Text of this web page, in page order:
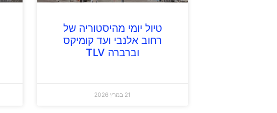
טיול יומי מהיסטוריה של
רחוב אלנבי ועד קומיקס
וברברה TLV
21 במרץ 2026